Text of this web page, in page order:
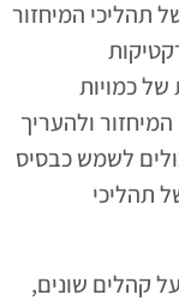
תהליכי המיחזור
של כמויות
ולהעריך
לשמש כבסיס
תהליכי
קהלים שונים,